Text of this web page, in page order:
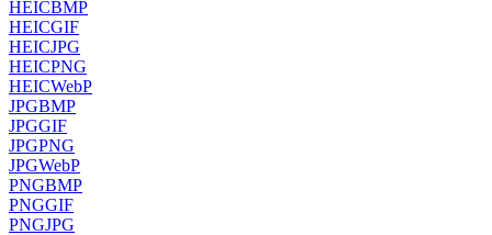
HEICBMP
HEICGIF
HEICJPG
HEICPNG
HEICWebP
JPGBMP
JPGGIF
JPGPNG
JPGWebP
PNGBMP
PNGGIF
PNGJPG